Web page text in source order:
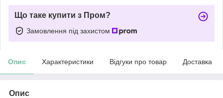
Що таке купити з Пром?
Замовлення під захистом
Опис Характеристики Відгуки про товар Доставка
Опис